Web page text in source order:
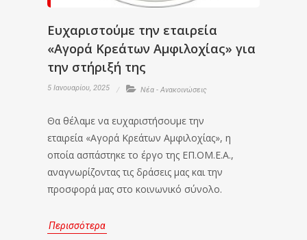
Ευχαριστούμε την εταιρεία
«Αγορά Κρεάτων Αμφιλοχίας» για
την στήριξή της
5 Ιανουαρίου, 2025 Νέα - Ανακοινώσεις
Θα θέλαμε να ευχαριστήσουμε την
εταιρεία «Αγορά Κρεάτων Αμφιλοχίας», η
οποία ασπάστηκε το έργο της ΕΠ.ΟΜ.Ε.Α.,
αναγνωρίζοντας τις δράσεις μας και την
προσφορά μας στο κοινωνικό σύνολο.
Περισσότερα